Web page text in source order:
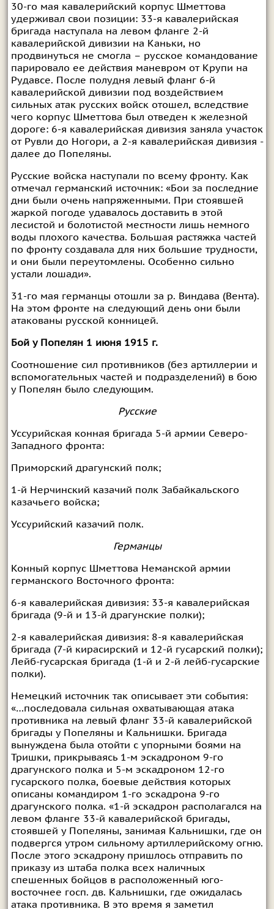
30-го мая кавалерийский корпус Шметтова
удерживал свои позиции: 33-я кавалерийская
бригада наступала на левом фланге 2-й
кавалерийской дивизии на Каньки, но
продвинуться не смогла – русское командование
парировало ее действия маневром от Крупи на
Рудавсе. После полудня левый фланг 6-й
кавалерийской дивизии под воздействием
сильных атак русских войск отошел, вследствие
чего корпус Шметтова был отведен к железной
дороге: 6-я кавалерийская дивизия заняла участок
от Рувли до Ногори, а 2-я кавалерийская дивизия -
далее до Попеляны.
Русские войска наступали по всему фронту. Как
отмечал германский источник: «Бои за последние
дни были очень напряженными. При стоявшей
жаркой погоде удавалось доставить в этой
лесистой и болотистой местности лишь немного
воды плохого качества. Большая растяжка частей
по фронту создавала для них большие трудности,
и они были переутомлены. Особенно сильно
устали лошади».
31-го мая германцы отошли за р. Виндава (Вента).
На этом фронте на следующий день они были
атакованы русской конницей.
Бой у Попелян 1 июня 1915 г.
Соотношение сил противников (без артиллерии и
вспомогательных частей и подразделений) в бою
у Попелян было следующим.
Русские
Уссурийская конная бригада 5-й армии Северо-
Западного фронта:
Приморский драгунский полк;
1-й Нерчинский казачий полк Забайкальского
казачьего войска;
Уссурийский казачий полк.
Германцы
Конный корпус Шметтова Неманской армии
германского Восточного фронта:
6-я кавалерийская дивизия: 33-я кавалерийская
бригада (9-й и 13-й драгунские полки);
2-я кавалерийская дивизия: 8-я кавалерийская
бригада (7-й кирасирский и 12-й гусарский полки);
Лейб-гусарская бригада (1-й и 2-й лейб-гусарские
полки).
Немецкий источник так описывает эти события:
«…последовала сильная охватывающая атака
противника на левый фланг 33-й кавалерийской
бригады у Попеляны и Кальнишки. Бригада
вынуждена была отойти с упорными боями на
Тришки, прикрываясь 1-м эскадроном 9-го
драгунского полка и 5-м эскадроном 12-го
гусарского полка, боевые действия которых
описаны командиром 1-го эскадрона 9-го
драгунского полка. «1-й эскадрон располагался на
левом фланге 33-й кавалерийской бригады,
стоявшей у Попеляны, занимая Кальнишки, где он
подвергся утром сильному артиллерийскому огню.
После этого эскадрону пришлось отправить по
приказу из штаба полка всех наличных
спешенных бойцов в расположенный юго-
восточнее госп. дв. Кальнишки, где ожидалась
атака противника. В это время я заметил